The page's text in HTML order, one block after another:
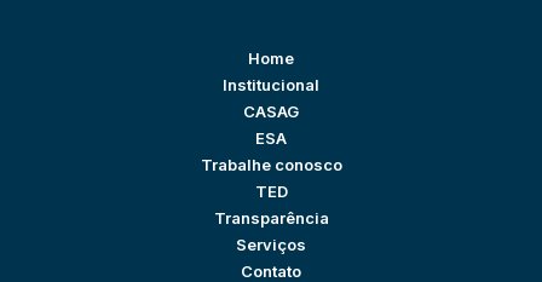
Home
Institucional
CASAG
ESA
Trabalhe conosco
TED
Transparência
Serviços
Contato